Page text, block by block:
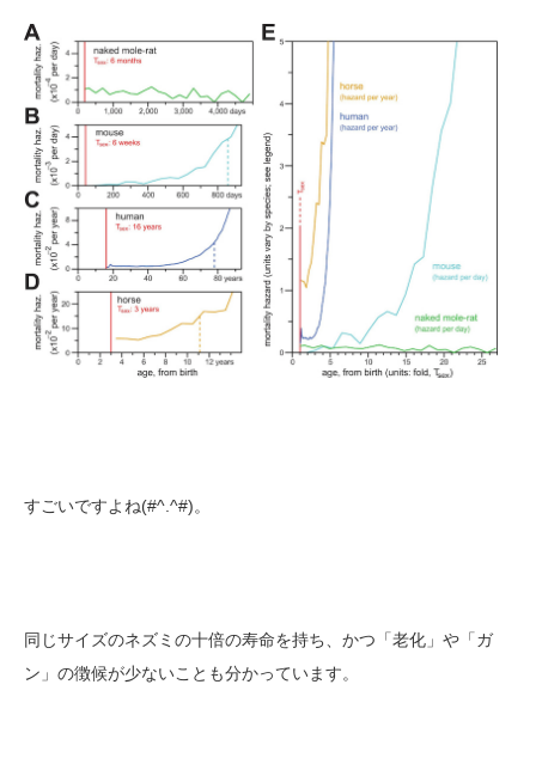
すごいですよね(#^.^#)。
同じサイズのネズミの十倍の寿命を持ち、かつ「老化」や「ガ
ン」の徴候が少ないことも分かっています。